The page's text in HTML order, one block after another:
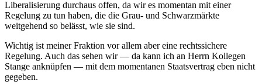
Liberalisierung durchaus offen, da wir es momentan mit einer
Regelung zu tun haben, die die Grau- und Schwarzmärkte
weitgehend so belässt, wie sie sind.
Wichtig ist meiner Fraktion vor allem aber eine rechtssichere
Regelung. Auch das sehen wir — da kann ich an Herrn Kollegen
Stange anknüpfen — mit dem momentanen Staatsvertrag eben nicht
gegeben.